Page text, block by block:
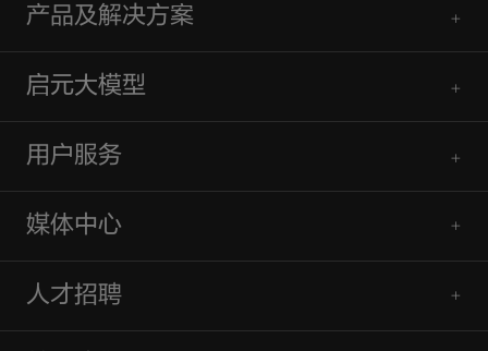
产品及解决方案
启元大模型
用户服务
媒体中心
人才招聘